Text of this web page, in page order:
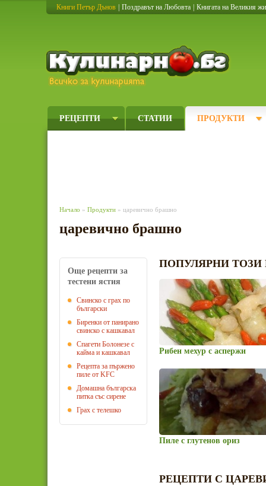
Книги Петър Дънов Поздравът на Любовта Книгата на Великия
РЕЦЕПТИ СТАТИИ ПРОДУКТИ
Начало » Продукти » царевично брашно
царевично брашно
Още рецепти за
тестени ястия
Свинско с грах по
български
Биренки от панирано
свинско с кашкавал
Спагети Болонезе с
кайма и кашкавал
Рецепта за пържено
пиле от KFC
Домашна българска
питка със сирене
Грах с телешко
ПОПУЛЯРНИ ТОЗИ
Рибен мехур с аспержи
Пиле с глутенов ориз
РЕЦЕПТИ С